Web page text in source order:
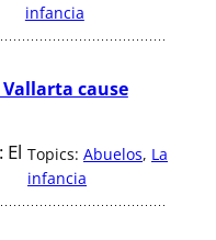
infancia
cause
El Topics:Abuelos, La
infancia